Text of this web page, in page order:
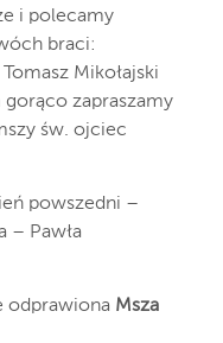
i polecamy
braci:
Mikołajski
zapraszamy
św. ojciec
powszedni –
– Pawła
odprawiona Msza